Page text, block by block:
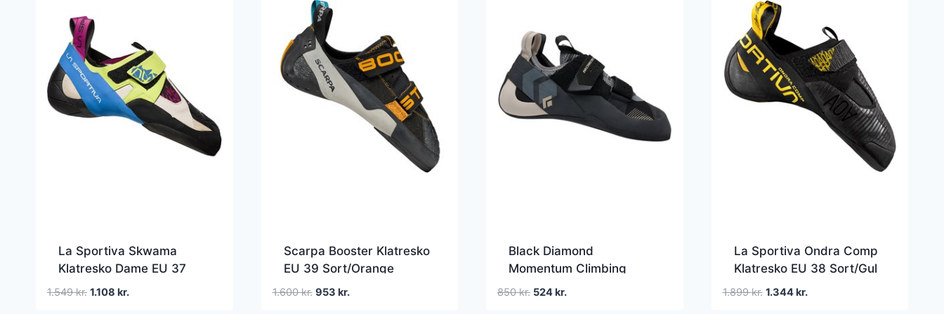
La Sportiva Skwama
Klatresko Dame EU 37
Grøn/Blå/Hvid Klatresko
1.549kr. Den
1.108 kr.Den
Scarpa Booster Klatresko
EU 39 Sort/Orange
Klatresko
1.600kr. Den
953 kr.Den
Black Diamond
Momentum Climbing
Shoes EU 37Â½ Sort/Grå
850kr. Den
524kr.Den
La Sportiva Ondra Comp
Klatresko EU 38 Sort/Gul
Klatresko
1.899kr. Den
1.344kr.Den